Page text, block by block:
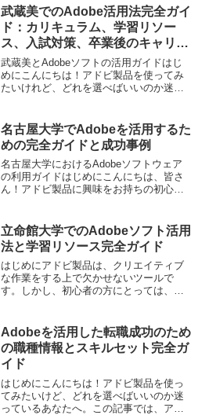
武蔵美でのAdobe活用法完全ガイ
ド：カリキュラム、学習リソー
ス、入試対策、卒業後のキャリア
まで
武蔵美とAdobeソフトの活用ガイドはじ
めにこんにちは！アドビ製品を使ってみ
たいけれど、どれを選べばいいのか迷っ
その魅力をお伝えします。アドビ製品は
クリエイティブな...
名古屋大学でAdobeを活用するた
めの完全ガイドと成功事例
名古屋大学におけるAdobeソフトウェア
の利用ガイドはじめにこんにちは、皆さ
ん！アドビ製品に興味をお持ちの初心者
解説します。アドビ製品は、デザインや
映像制作、文書作成...
立命館大学でのAdobeソフト活用
法と学習リソース完全ガイド
はじめにアドビ製品は、クリエイティブ
な作業をする上で欠かせないツールで
す。しかし、初心者の方にとっては、ど
もしれません。この記事では、立命館大
学でのアドビソフトウェアの...
Adobeを活用した転職成功のため
の職種情報とスキルセット完全ガ
イド
はじめにこんにちは！アドビ製品を使っ
てみたいけど、どれを選べばいいのか迷
っているあなたへ。この記事では、アド